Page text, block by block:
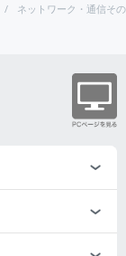
ネットワーク・通信そ